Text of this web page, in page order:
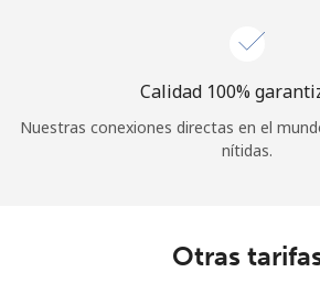
Calidad 100%
Nuestras conexiones directas en el
nítidas.
Otras